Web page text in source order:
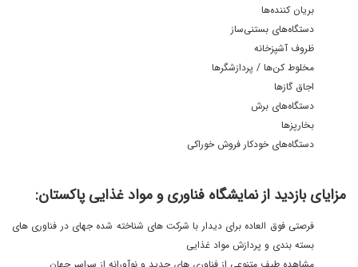
بریان کننده‌ها
دستگاه‌های بستنی‌ساز
ظروف آشپزخانه
مخلوط کن‌ها / پردازشگر‌ها
اجاق گازها
دستگاه‌های برش
بخارپزها
دستگاه‌های خودکار فروش خوراکی
مزایای بازدید از نمایشگاه فناوری و مواد غذایی پاکستان:
فرصتی فوق العاده برای دیدار با شرکت های شناخته شده جهای در فناوری های
بسته بندی و پردازش مواد غذایی